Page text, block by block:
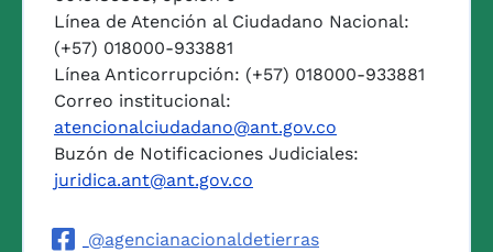
Línea de Atención al Ciudadano Nacional:
(+57) 018000-933881
Línea Anticorrupción: (+57) 018000-933881
Correo institucional:
atencionalciudadano@ant.gov.co
Buzón de Notificaciones Judiciales:
juridica.ant@ant.gov.co
@agencianacionaldetierras